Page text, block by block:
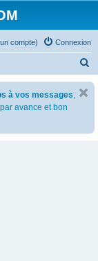
Connexion
compte)
e
à vos messages,
avance et bon